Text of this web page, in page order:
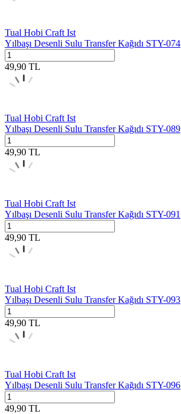
Tual Hobi Craft Ist
Yılbaşı Desenli Sulu Transfer Kağıdı STY-074
49,90 TL
Tual Hobi Craft Ist
Yılbaşı Desenli Sulu Transfer Kağıdı STY-089
49,90 TL
Tual Hobi Craft Ist
Yılbaşı Desenli Sulu Transfer Kağıdı STY-091
49,90 TL
Tual Hobi Craft Ist
Yılbaşı Desenli Sulu Transfer Kağıdı STY-093
49,90 TL
Tual Hobi Craft Ist
Yılbaşı Desenli Sulu Transfer Kağıdı STY-096
49,90 TL